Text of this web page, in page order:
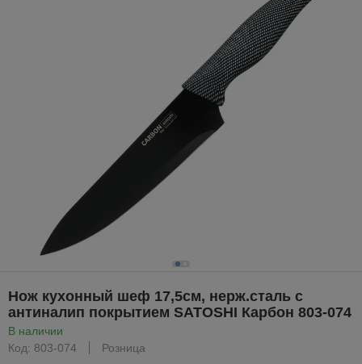
Нож кухонный шеф 17,5см, нерж.сталь с
антиналип покрытием SATOSHI Карбон 803-074
В наличии
Код: 803-074
Розница